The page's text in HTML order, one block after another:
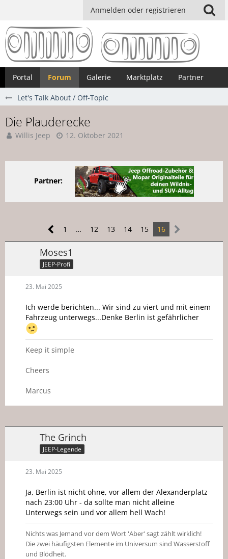
Anmelden oder registrieren
Portal Forum Galerie Marktplatz Partner
Let's Talk About / Off-Topic
Die Plauderecke
Willis Jeep 12. Oktober 2021
Partner:
1 … 12 13 14 15 16
Moses1
JEEP-Profi
23. Mai 2025
Ich werde berichten... Wir sind zu viert und mit einem
Fahrzeug unterwegs...Denke Berlin ist gefährlicher
Keep it simple
Cheers
Marcus
The Grinch
JEEP-Legende
23. Mai 2025
Ja, Berlin ist nicht ohne, vor allem der Alexanderplatz
nach 23:00 Uhr - da sollte man nicht alleine
Unterwegs sein und vor allem hell Wach!
Nichts was Jemand vor dem Wort 'Aber' sagt zählt wirklich!
Die zwei häufigsten Elemente im Universum sind Wasserstoff
und Blödheit.